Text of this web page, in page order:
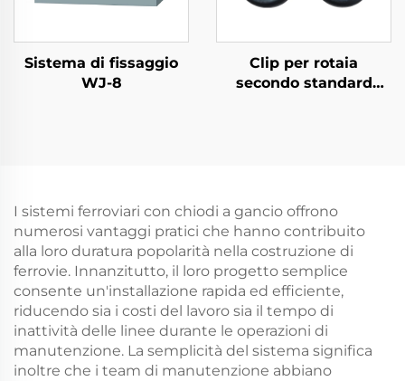
Sistema di fissaggio
WJ-8
Clip per rotaia
secondo standard
I sistemi ferroviari con chiodi a gancio offrono
numerosi vantaggi pratici che hanno contribuito
alla loro duratura popolarità nella costruzione di
ferrovie. Innanzitutto, il loro progetto semplice
consente un'installazione rapida ed efficiente,
riducendo sia i costi del lavoro sia il tempo di
inattività delle linee durante le operazioni di
manutenzione. La semplicità del sistema significa
inoltre che i team di manutenzione abbiano